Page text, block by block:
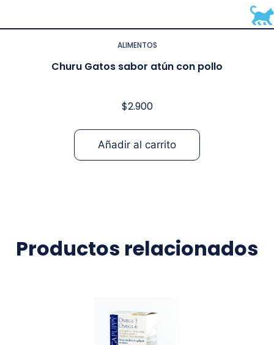
ALIMENTOS
Churu Gatos sabor atún con pollo
$2.900
Añadir al carrito
Productos relacionados